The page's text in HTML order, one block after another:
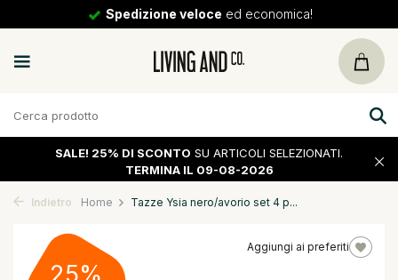
Spedizione veloce ed economica!
SALE! 25% DI SCONTO SU ARTICOLI SELEZIONATI.
TERMINA IL 09-08-2026
Indietro Home Tazze Ysia nero/avorio set 4 p...
Aggiungi ai preferiti